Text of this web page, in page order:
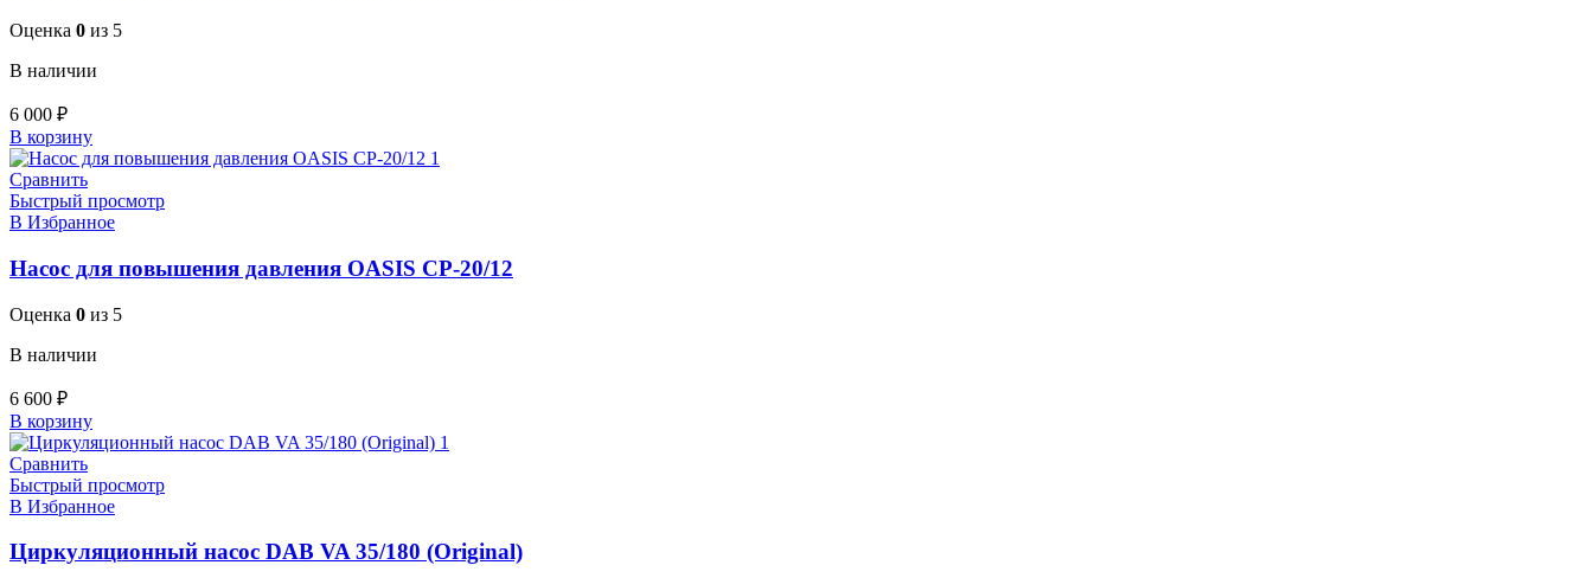
Оценка 0 из 5
В наличии
6 000 ₽
В корзину
Сравнить
Быстрый просмотр
В Избранное
Насос для повышения давления OASIS CР-20/12
Оценка 0 из 5
В наличии
6 600 ₽
В корзину
Сравнить
Быстрый просмотр
В Избранное
Циркуляционный насос DAB VA 35/180 (Original)